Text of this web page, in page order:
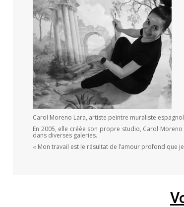
Carol Moreno Lara, artiste peintre muraliste
En 2005, elle créée son propre studio, Carol
dans diverses galeries.
« Mon travail est le résultat de l’amour profond que